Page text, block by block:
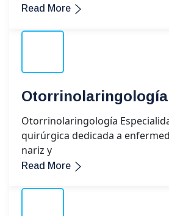
Read More
Otorrinolaringología
Otorrinolaringología
quirúrgica dedicada a
nariz y
Read More